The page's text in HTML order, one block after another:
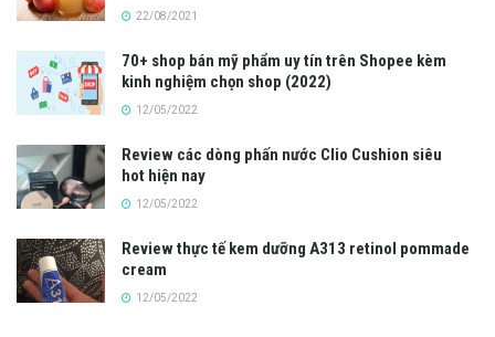
22/08/2021
70+ shop bán mỹ phẩm uy tín trên Shopee kèm
kinh nghiệm chọn shop (2022)
12/05/2022
Review các dòng phấn nước Clio Cushion siêu
hot hiện nay
12/05/2022
Review thực tế kem dưỡng A313 retinol pommade
cream
12/05/2022